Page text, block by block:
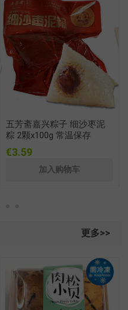
五芳斋嘉兴粽子 细沙枣泥
粽 2颗x100g 常温保存
€3.59
更多>>